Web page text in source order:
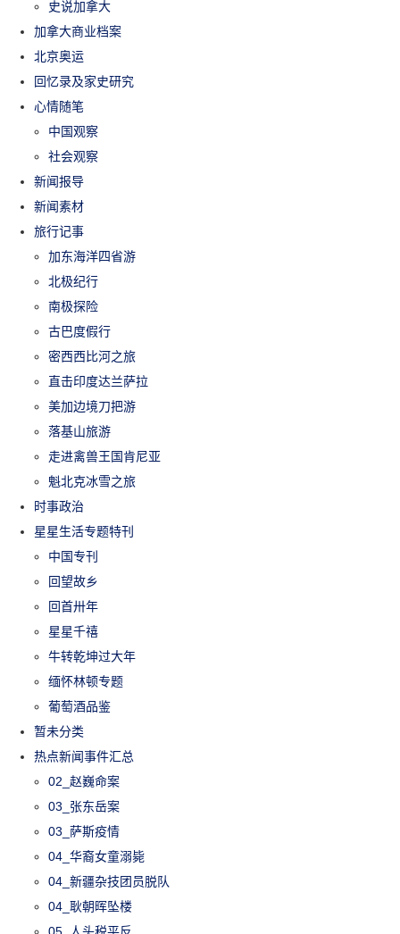
史说加拿大
加拿大商业档案
北京奥运
回忆录及家史研究
心情随笔
中国观察
社会观察
新闻报导
新闻素材
旅行记事
加东海洋四省游
北极纪行
南极探险
古巴度假行
密西西比河之旅
直击印度达兰萨拉
美加边境刀把游
落基山旅游
走进禽兽王国肯尼亚
魁北克冰雪之旅
时事政治
星星生活专题特刊
中国专刊
回望故乡
回首卅年
星星千禧
牛转乾坤过大年
缅怀林顿专题
葡萄酒品鉴
暂未分类
热点新闻事件汇总
02_赵巍命案
03_张东岳案
03_萨斯疫情
04_华裔女童溺毙
04_新疆杂技团员脱队
04_耿朝晖坠楼